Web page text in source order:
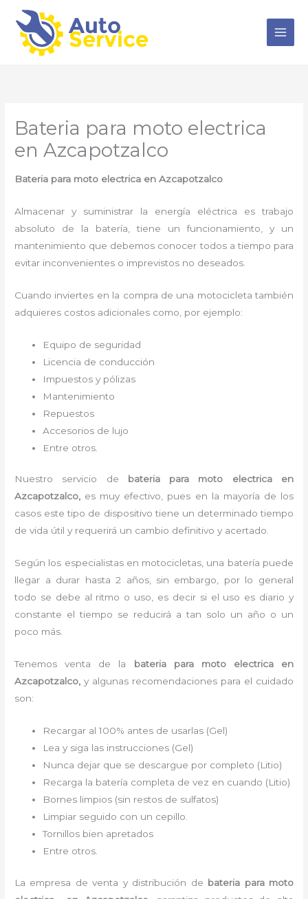
contenido
Bateria para moto electrica
en Azcapotzalco
Bateria para moto electrica en Azcapotzalco
Almacenar y suministrar la energía eléctrica es trabajo
absoluto de la batería, tiene un funcionamiento, y un
mantenimiento que debemos conocer todos a tiempo para
evitar inconvenientes o imprevistos no deseados.
Cuando inviertes en la compra de una motocicleta también
adquieres costos adicionales como, por ejemplo:
Equipo de seguridad
Licencia de conducción
Impuestos y pólizas
Mantenimiento
Repuestos
Accesorios de lujo
Entre otros.
Nuestro servicio de bateria para moto electricaen
Azcapotzalco, es muy efectivo, pues en la mayoría de los
casos este tipo de dispositivo tiene un determinado tiempo
de vida útil y requerirá un cambio definitivo y acertado.
Según los especialistas en motocicletas, una batería puede
llegar a durar hasta 2 años, sin embargo, por lo general
todo se debe al ritmo o uso, es decir si el uso es diario y
constante el tiempo se reducirá a tan solo un año o un
poco más.
Tenemosventa de la bateria para moto electricaen
Azcapotzalco,y algunas recomendaciones para el cuidado
son:
Recargar al 100% antes de usarlas (Gel)
Lea y siga las instrucciones (Gel)
Nunca dejar que se descargue por completo (Litio)
Recarga la batería completa de vez en cuando (Litio)
Bornes limpios (sin restos de sulfatos)
Limpiar seguido con un cepillo.
Tornillos bien apretados
Entre otros.
La empresa de venta y distribución de bateria para moto